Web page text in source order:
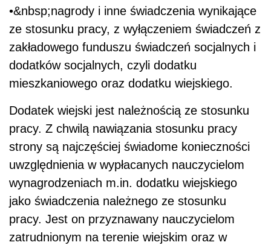
•&nbsp;nagrody i inne świadczenia wynikające
ze stosunku pracy, z wyłączeniem świadczeń z
zakładowego funduszu świadczeń socjalnych i
dodatków socjalnych, czyli dodatku
mieszkaniowego oraz dodatku wiejskiego.
Dodatek wiejski jest należnością ze stosunku
pracy. Z chwilą nawiązania stosunku pracy
strony są najczęściej świadome konieczności
uwzględnienia w wypłacanych nauczycielom
wynagrodzeniach m.in. dodatku wiejskiego
jako świadczenia należnego ze stosunku
pracy. Jest on przyznawany nauczycielom
zatrudnionym na terenie wiejskim oraz w